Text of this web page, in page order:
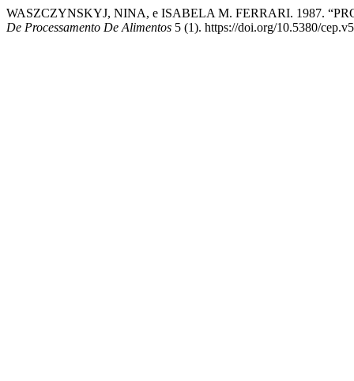
WASZCZYNSKYJ, NINA, e ISABELA M. FERRARI. 1987.
De Processamento De Alimentos 5 (1). https://doi.org/10.5380/